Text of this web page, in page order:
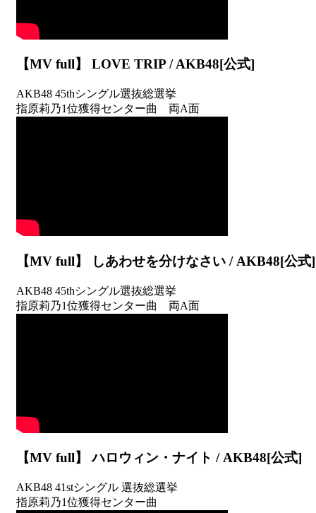
【MV full】 LOVE TRIP / AKB48[公式]
AKB48 45thシングル選抜総選挙
指原莉乃1位獲得センター曲 両A面
【MV full】 しあわせを分けなさい / AKB48[公式]
AKB48 45thシングル選抜総選挙
指原莉乃1位獲得センター曲 両A面
【MV full】 ハロウィン・ナイト / AKB48[公式]
AKB48 41stシングル 選抜総選挙
指原莉乃1位獲得センター曲